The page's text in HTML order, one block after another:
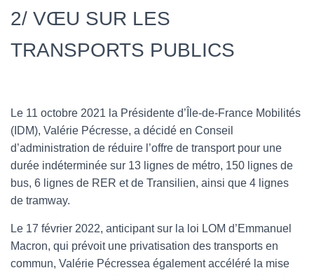
2/ VŒU SUR LES
TRANSPORTS PUBLICS
Le 11 octobre 2021 la Présidente d’Île-de-France Mobilités
(IDM), Valérie Pécresse, a décidé en Conseil
d’administration de réduire l’offre de transport pour une
durée indéterminée sur 13 lignes de métro, 150 lignes de
bus, 6 lignes de RER et de Transilien, ainsi que 4 lignes
de tramway.
Le 17 février 2022, anticipant sur la loi LOM d’Emmanuel
Macron, qui prévoit une privatisation des transports en
commun, Valérie Pécressea également accéléré la mise